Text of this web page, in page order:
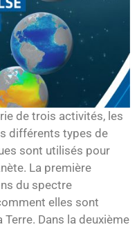
de trois activités, les
différents types de
sont utilisés pour
La première
du spectre
elles sont
Dans la deuxième